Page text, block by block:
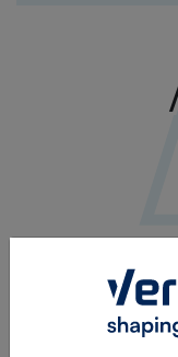
Realisaties